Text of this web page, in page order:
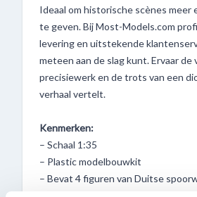
Ideaal om historische scènes meer
te geven. Bij Most-Models.com
levering en uitstekende
meteen aan de slag kunt. Ervaar de
precisiewerk en de trots van een
verhaal vertelt.
Kenmerken:
– Schaal 1:35
– Plastic modelbouwkit
– Bevat 4 figuren van Duitse